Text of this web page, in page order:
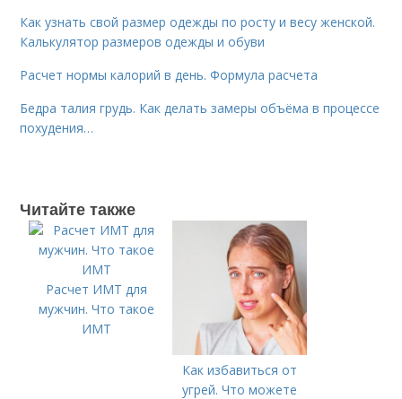
Как узнать свой размер одежды по росту и весу женской.
Калькулятор размеров одежды и обуви
Расчет нормы калорий в день. Формула расчета
Бедра талия грудь. Как делать замеры объёма в процессе
похудения…
Читайте также
Расчет ИМТ для
мужчин. Что такое
ИМТ
Как избавиться от
угрей. Что можете